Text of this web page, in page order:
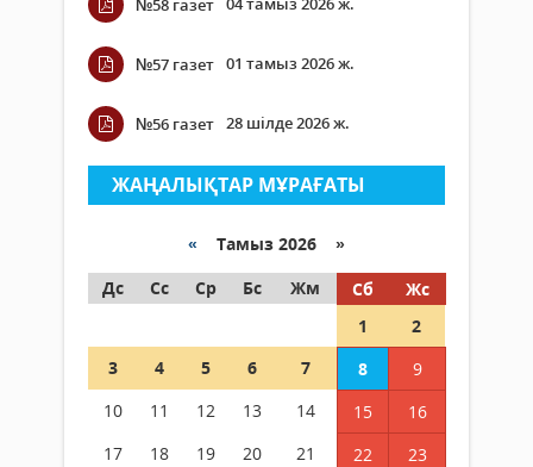
№58 газет
№57 газет 01 тамыз 2026 ж.
№56 газет 28 шілде 2026 ж.
ЖАҢАЛЫҚТАР МҰРАҒАТЫ
« Тамыз 2026 »
Дс
Сс Ср Бс Жм Сб
Жс
1
2
3
4 5 6 7 8
9
10
11 12 13 14 15
16
17
18 19 20 21 22
23